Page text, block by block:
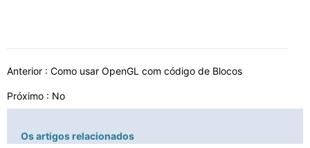
Anterior : Como usar OpenGL com código de Blocos
Próximo : No
Os artigos relacionados